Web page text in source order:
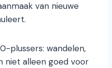
van nieuwe
plussers: wandelen,
niet alleen goed voor